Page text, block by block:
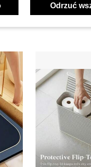
#2 Bestsellery
13,96zł
Odrzuć